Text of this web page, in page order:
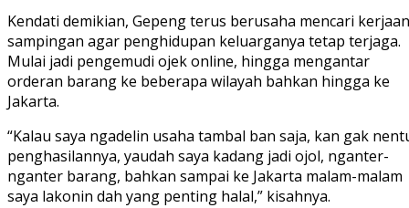
Kendati demikian, Gepeng terus berusaha mencari kerjaan
sampingan agar penghidupan keluarganya tetap terjaga.
Mulai jadi pengemudi ojek online, hingga mengantar
orderan barang ke beberapa wilayah bahkan hingga ke
Jakarta.
“Kalau saya ngadelin usaha tambal ban saja, kan gak
penghasilannya, yaudah saya kadang jadi ojol, nganter-
nganter barang, bahkan sampai ke Jakarta malam-malam
saya lakonin dah yang penting halal,” kisahnya.